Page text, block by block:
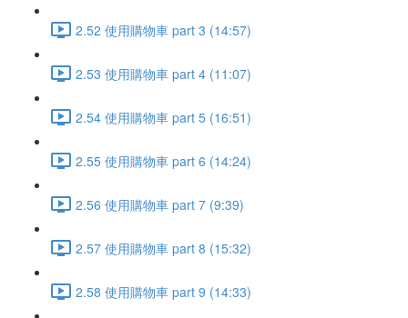
2.52 使用購物車 part 3 (14:57)
2.53 使用購物車 part 4 (11:07)
2.54 使用購物車 part 5 (16:51)
2.55 使用購物車 part 6 (14:24)
2.56 使用購物車 part 7 (9:39)
2.57 使用購物車 part 8 (15:32)
2.58 使用購物車 part 9 (14:33)